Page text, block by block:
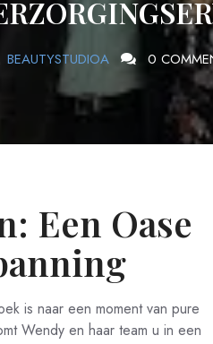
BEAUTYSTUDIOA 0
Een Oase
is naar een moment van pure
Wendy en haar team u in een